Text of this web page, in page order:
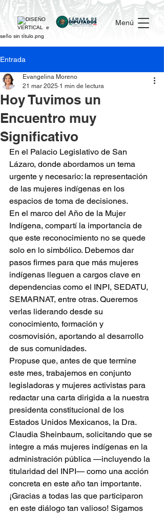
Menú
Entrada
Hoy Tuvimos un
Encuentro muy
Significativo
Evangelina Moreno
21 mar 2025 1 min de lectura
En el Palacio Legislativo de San
Lázaro, donde abordamos un tema
urgente y necesario: la representación
de las mujeres indígenas en los
espacios de toma de decisiones.
En el marco del Año de la Mujer
Indígena, compartí la importancia de
que este reconocimiento no se quede
solo en lo simbólico. Debemos dar
pasos firmes para que más mujeres
indígenas lleguen a cargos clave en
dependencias como el INPI, SEDATU,
SEMARNAT, entre otras. Queremos
verlas liderando desde su
conocimiento, formación y
cosmovisión, aportando al desarrollo
de sus comunidades.
Propuse que, antes de que termine
este mes, trabajemos en conjunto
legisladoras y mujeres activistas para
redactar una carta dirigida a la nuestra
presidenta constitucional de los
Estados Unidos Mexicanos, la Dra.
Claudia Sheinbaum, solicitando que se
integre a más mujeres indígenas en la
administración pública —incluyendo la
titularidad del INPI— como una acción
concreta en este año tan importante.
¡Gracias a todas las que participaron
en este diálogo tan valioso! Sigamos